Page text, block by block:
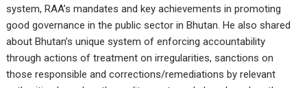
system, RAA’s mandates and key achievements in promoting
good governance in the public sector in Bhutan. He also shared
about Bhutan’s unique system of enforcing accountability
through actions of treatment on irregularities, sanctions on
those responsible and corrections/remediations by relevant